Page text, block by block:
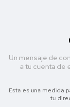
Un mensaje de
a tu cuenta de
Esta es una medida
tu